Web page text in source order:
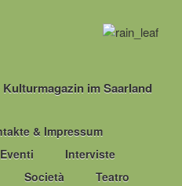
im Saarland
& Impressum
Eventi
Interviste
Società Teatro